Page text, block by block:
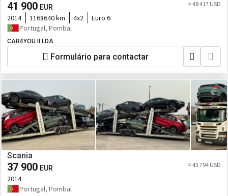
41 900 EUR ≈ 48 417 USD
2014 1168640 km 4x2
Euro 6
Portugal, Pombal
CAR4YOU II LDA
Formulário para contactar
Scania
37 900 EUR ≈ 43 794 USD
2014
Portugal, Pombal